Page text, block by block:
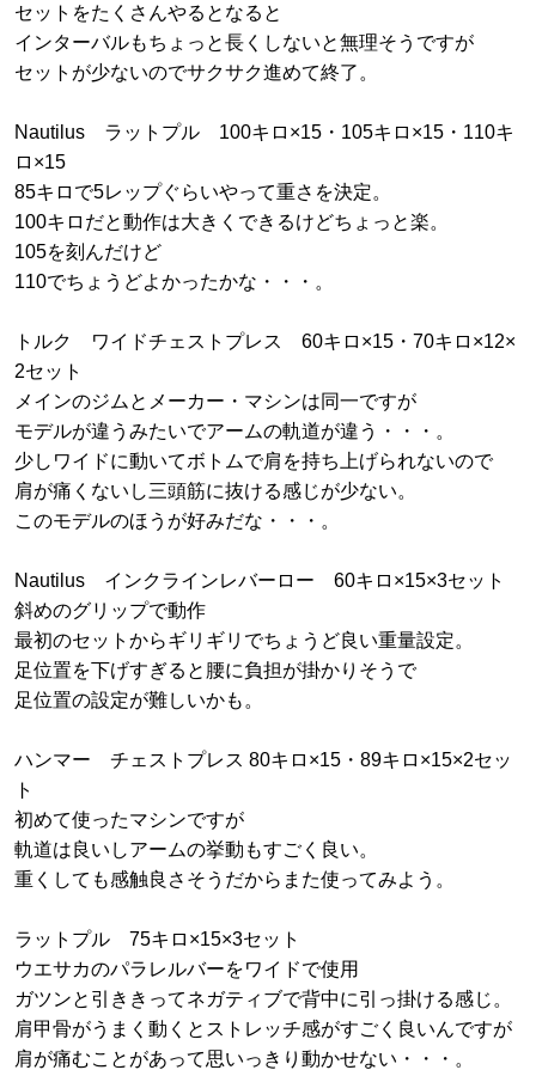
セットをたくさんやるとなると
インターバルもちょっと長くしないと無理そうですが
セットが少ないのでサクサク進めて終了。
Nautilus ラットプル 100キロ×15・105キロ×15・110キ
ロ×15
85キロで5レップぐらいやって重さを決定。
100キロだと動作は大きくできるけどちょっと楽。
105を刻んだけど
110でちょうどよかったかな・・・。
トルク ワイドチェストプレス 60キロ×15・70キロ×12×
2セット
メインのジムとメーカー・マシンは同一ですが
モデルが違うみたいでアームの軌道が違う・・・。
少しワイドに動いてボトムで肩を持ち上げられないので
肩が痛くないし三頭筋に抜ける感じが少ない。
このモデルのほうが好みだな・・・。
Nautilus インクラインレバーロー 60キロ×15×3セット
斜めのグリップで動作
最初のセットからギリギリでちょうど良い重量設定。
足位置を下げすぎると腰に負担が掛かりそうで
足位置の設定が難しいかも。
ハンマー チェストプレス 80キロ×15・89キロ×15×2セッ
ト
初めて使ったマシンですが
軌道は良いしアームの挙動もすごく良い。
重くしても感触良さそうだからまた使ってみよう。
ラットプル 75キロ×15×3セット
ウエサカのパラレルバーをワイドで使用
ガツンと引ききってネガティブで背中に引っ掛ける感じ。
肩甲骨がうまく動くとストレッチ感がすごく良いんですが
肩が痛むことがあって思いっきり動かせない・・・。